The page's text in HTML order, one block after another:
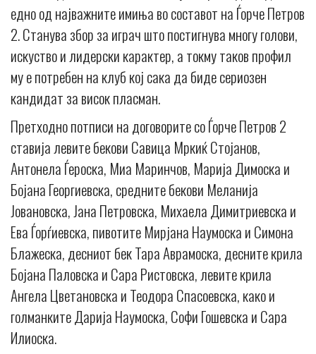
едно од најважните имиња во составот на Ѓорче Петров
2. Станува збор за играч што постигнува многу голови,
искуство и лидерски карактер, а токму таков профил
му е потребен на клуб кој сака да биде сериозен
кандидат за висок пласман.
Претходно потписи на договорите со Ѓорче Петров 2
ставија левите бекови Савица Мркиќ Стојанов,
Антонела Ѓероска, Миа Маринчов, Марија Димоска и
Бојана Георгиевска, средните бекови Меланија
Јовановска, Jана Петровска, Михаела Димитриевска и
Ева Ѓорѓиевска, пивотите Мирјана Наумоска и Симона
Блажеска, десниот бек Тара Аврамоска, десните крила
Бојана Паловска и Сара Ристовска, левите крила
Ангела Цветановска и Теодора Спасоевска, како и
голманките Дарија Наумоска, Софи Гошевска и Сара
Илиоска.